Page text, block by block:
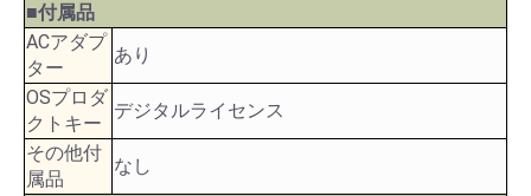
■付属品
ACアダプ
ター
あり
OSプロダ
クトキー
デジタルライセンス
その他付
属品
なし